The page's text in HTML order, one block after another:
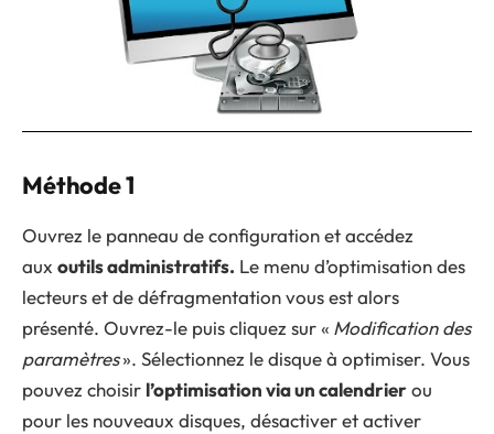
Méthode 1
Ouvrez le panneau de configuration et accédez
aux outils administratifs. Le menu d’optimisation des
lecteurs et de défragmentation vous est alors
présenté. Ouvrez-le puis cliquez sur « Modification des
paramètres». Sélectionnez le disque à optimiser. Vous
pouvez choisir l’optimisation via un calendrierou
pour les nouveaux disques, désactiver et activer